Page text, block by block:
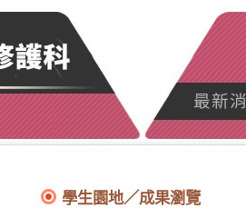
最新
學生園地／成果瀏覽